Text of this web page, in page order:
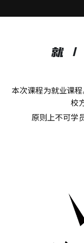
就 /
本次课程为就业课
校
原则上不可学